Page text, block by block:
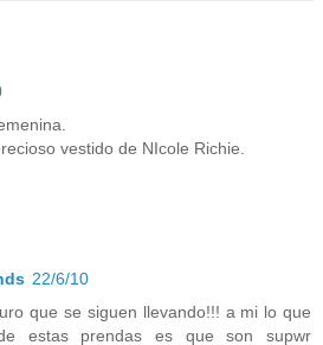
vestido de NIcole Richie.
22/6/10
que se siguen llevando!!! a mi lo que
estas prendas es que son supwr